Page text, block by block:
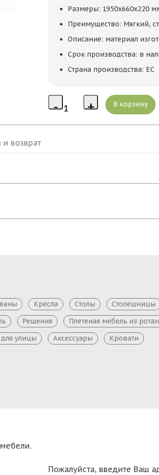
Размеры: 1950x660x220
Преимущество: Мягкий,
Описание: материал
Срок производства: в
Страна производства: ЕС
и возврат
Кресла Столы
Столешницы
Решения
Плетеная мебель из
улицы Аксессуары Кровати
Пожалуйста, введите Ваш